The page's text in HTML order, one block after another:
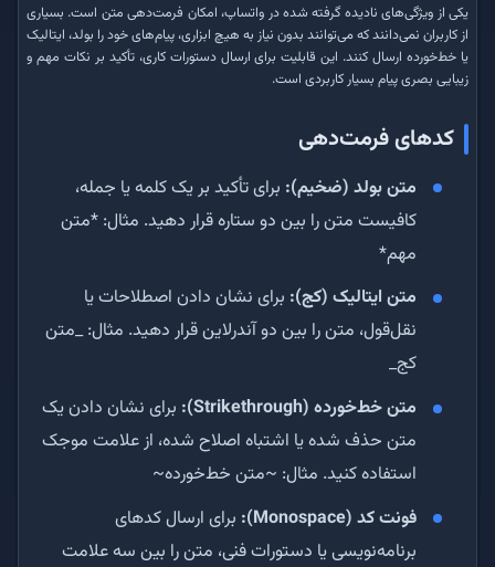
یکی از ویژگی‌های نادیده گرفته شده در واتساپ، امکان فرمت‌دهی متن است. بسیاری
از کاربران نمی‌دانند که می‌توانند بدون نیاز به هیچ ابزاری، پیام‌های خود را بولد، ایتالیک
یا خط‌خورده ارسال کنند. این قابلیت برای ارسال دستورات کاری، تأکید بر نکات مهم و
زیبایی بصری پیام بسیار کاربردی است.
کدهای فرمت‌دهی
متن بولد (ضخیم): برای تأکید بر یک کلمه یا جمله،
کافیست متن را بین دو ستاره قرار دهید. مثال: *متن
مهم*
متن ایتالیک (کج): برای نشان دادن اصطلاحات یا
نقل‌قول، متن را بین دو آندرلاین قرار دهید. مثال: _متن
کج_
متن خط‌خورده (Strikethrough):
برای نشان دادن یک
متن حذف شده یا اشتباه اصلاح شده، از علامت موجک
استفاده کنید. مثال: ~متن خط‌خورده~
فونت کد (Monospace):
برای ارسال کدهای
برنامه‌نویسی یا دستورات فنی، متن را بین سه علامت